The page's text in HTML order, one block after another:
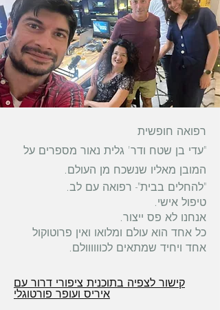
רפואה חופשית
"עדי בן שטח ודר' גלית נאור מספרים על
המובן מאליו שנשכח מן העולם.
"להחלים בבית"- רפואה עם לב.
טיפול אישי.
אנחנו לא פס ייצור.
כל אחד הוא עולם ומלואו ואין פרוטוקול
אחד ויחיד שמתאים לכוווווולם.
קישור לצפיה בתוכנית ציפורי דרור עם
איריס ועופר פורטוגלי